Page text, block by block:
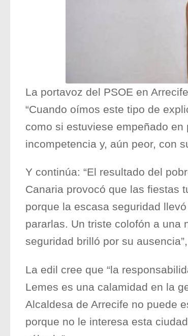
La portavoz del PSOE en
“Cuando oímos este tipo de
como si estuviese empeñado
incompetencia y, aún peor, con
Y continúa: “El resultado del
Canaria provocó que las fiestas
porque la escasa seguridad
pararlas. Un triste colofón a una
seguridad brilló por su
La edil cree que “la
Lemes es una calamidad en la
Alcaldesa de Arrecife no puede
porque no le interesa esta